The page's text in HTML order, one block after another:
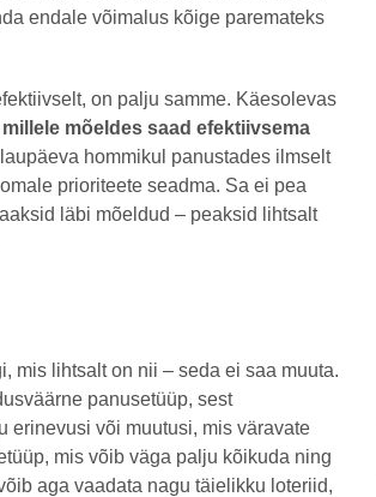
endale võimalus kõige paremateks
on palju samme. Käesolevas
mõeldes saad efektiivsema
hommikul panustades ilmselt
prioriteete seadma. Sa ei pea
läbi mõeldud – peaksid lihtsalt
mis lihtsalt on nii – seda ei saa muuta.
panusetüüp, sest
erinevusi või muutusi, mis väravate
mis võib väga palju kõikuda ning
aga vaadata nagu täielikku loteriid,